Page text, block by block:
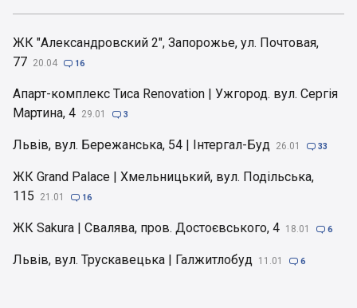
ЖК "Александровский 2", Запорожье, ул. Почтовая,
77 20.04  16
Апарт-комплекс Тиса Renovation | Ужгород. вул. Сергія
Мартина, 4 29.01  3
Львів, вул. Бережанська, 54 | Інтергал-Буд 26.01  33
ЖК Grand Palace | Хмельницький, вул. Подільська,
115
21.01  16
ЖК Sakura | Свалява, пров. Достоєвського, 4 18.01  6
Львів, вул. Трускавецька | Галжитлобуд 11.01  6